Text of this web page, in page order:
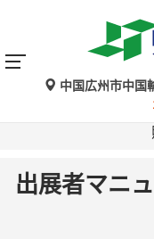
Google翻訳による自
場合があります。ご
中国広州市中国
出展者マニ